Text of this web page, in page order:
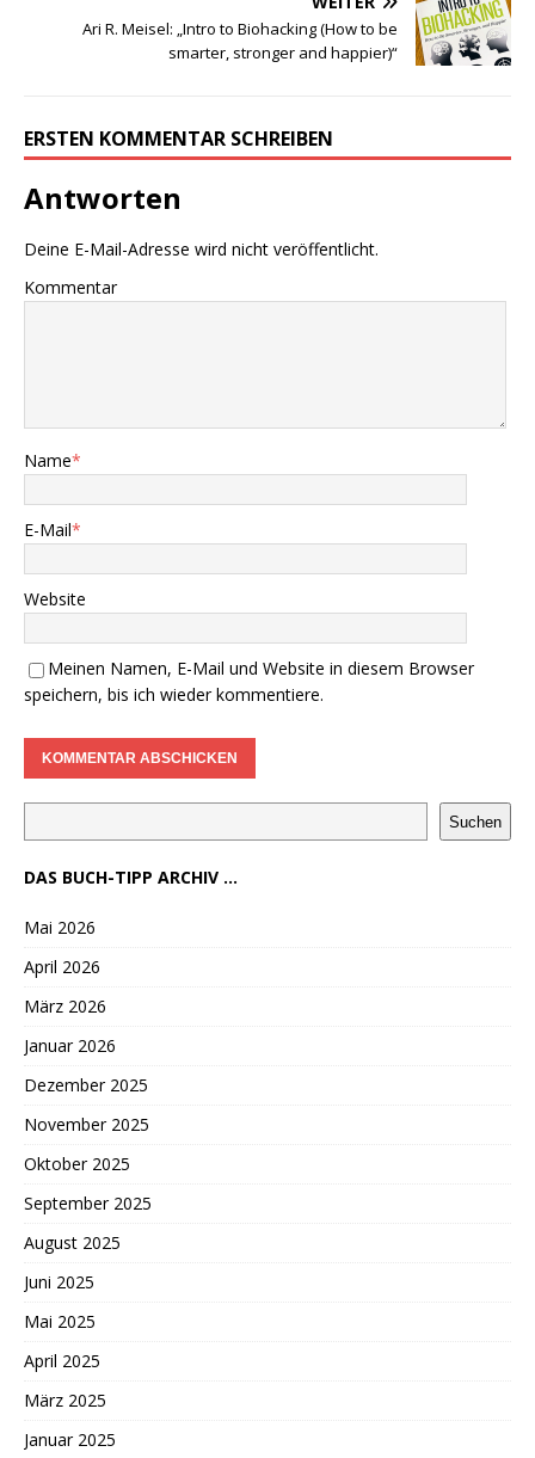
Ari R. Meisel: „Intro to Biohacking (How to be
smarter, stronger and happier)“
ERSTEN KOMMENTAR SCHREIBEN
Antworten
Deine E-Mail-Adresse wird nicht veröffentlicht.
Kommentar
Name*
E-Mail*
Website
Meinen Namen, E-Mail und Website in diesem Browser
speichern, bis ich wieder kommentiere.
Suchen
DAS BUCH-TIPP ARCHIV ...
Mai 2026
April 2026
März 2026
Januar 2026
Dezember 2025
November 2025
Oktober 2025
September 2025
August 2025
Juni 2025
Mai 2025
April 2025
März 2025
Januar 2025